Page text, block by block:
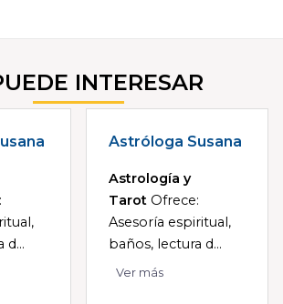
INTERESAR
d...
Astróloga Susana
Astrología y
Tarot Ofrece:
Asesoría espiritual,
baños, lectura d...
Ver más